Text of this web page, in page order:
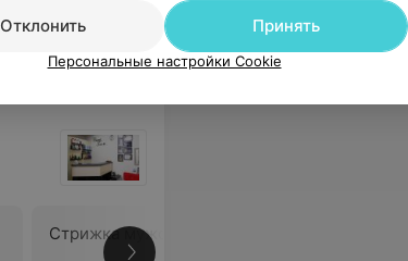
Стрижка мужская
Отклонить
Принять
Персональные настройки Cookie